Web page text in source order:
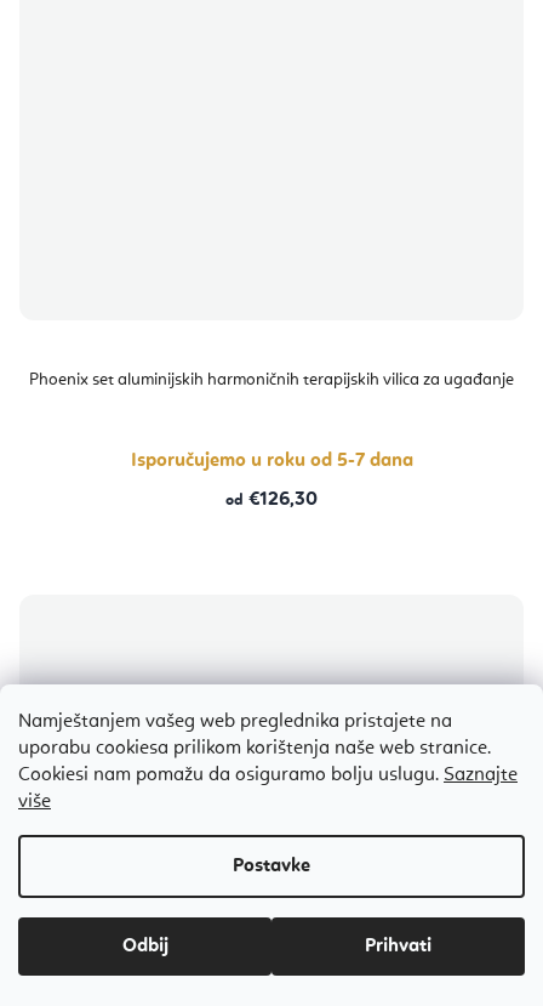
Namještanjem vašeg web preglednika pristajete na
uporabu cookiesa prilikom korištenja naše web stranice.
Cookiesi nam pomažu da osiguramo bolju uslugu. Saznajte
više
Odbij
Phoenix set aluminijskih harmoničnih terapijskih vilica za ugađanje
Isporučujemo u roku od 5-7 dana
od €126,30